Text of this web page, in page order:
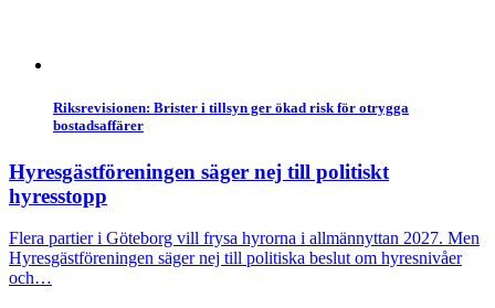
Riksrevisionen: Brister i tillsyn ger ökad risk för otrygga
bostadsaffärer
Hyresgästföreningen säger nej till politiskt
hyresstopp
Flera partier i Göteborg vill frysa hyrorna i allmännyttan 2027. Men
Hyresgästföreningen säger nej till politiska beslut om hyresnivåer
och…